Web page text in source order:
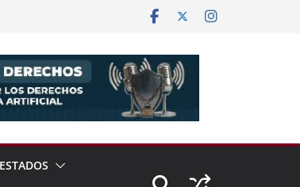
ESTADOS